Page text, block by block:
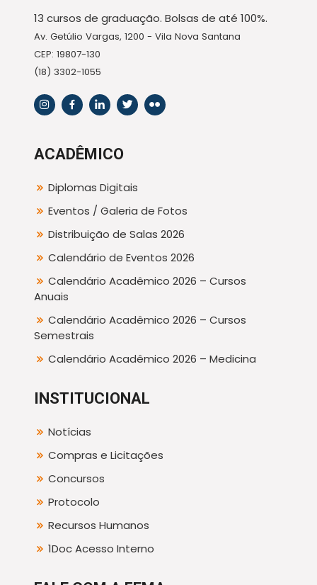
13 cursos de graduação. Bolsas de até 100%.
Av. Getúlio Vargas, 1200 - Vila Nova Santana
CEP: 19807-130
(18) 3302-1055
ACADÊMICO
Diplomas Digitais
Eventos / Galeria de Fotos
Distribuição de Salas 2026
Calendário de Eventos 2026
Calendário Acadêmico 2026 – Cursos
Anuais
Calendário Acadêmico 2026 – Cursos
Semestrais
Calendário Acadêmico 2026 – Medicina
INSTITUCIONAL
Notícias
Compras e Licitações
Concursos
Protocolo
Recursos Humanos
1Doc Acesso Interno